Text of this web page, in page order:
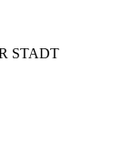
STADT